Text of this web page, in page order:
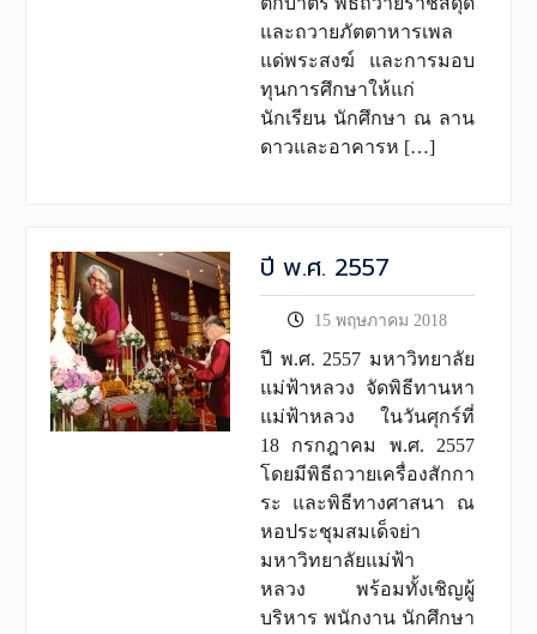
และถวายภัตตาหารเพล
แด่พระสงฆ์ และการมอบ
ทุนการศึกษาให้แก่
นักเรียน นักศึกษา ณ ลาน
ดาวและอาคารห […]
ปี พ.ศ. 2557
15 พฤษภาคม 2018
ปี พ.ศ. 2557 มหาวิทยาลัย
แม่ฟ้าหลวง จัดพิธีทานหา
แม่ฟ้าหลวง ในวันศุกร์ที่
18 กรกฎาคม พ.ศ. 2557
โดยมีพิธีถวายเครื่องสักกา
ระ และพิธีทางศาสนา ณ
หอประชุมสมเด็จย่า
มหาวิทยาลัยแม่ฟ้า
หลวง พร้อมทั้งเชิญผู้
บริหาร พนักงาน นักศึกษา